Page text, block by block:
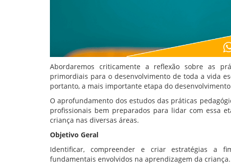
Abordaremos criticamente a reflexão sobre as
primordiais para o desenvolvimento de toda a vida
portanto, a mais importante etapa do
O aprofundamento dos estudos das práticas
profissionais bem preparados para lidar com essa
criança nas diversas áreas.
Objetivo Geral
Identificar, compreender e criar estratégias a
fundamentais envolvidos na aprendizagem da criança.